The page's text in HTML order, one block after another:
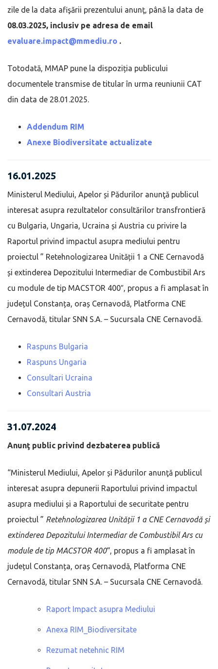
zile de la data afişării prezentului anunţ, până la data de
08.03.2025, inclusiv pe adresa de email
evaluare.impact@mmediu.ro .
Totodată, MMAP pune la dispoziția publicului
documentele transmise de titular în urma reuniunii CAT
din data de 28.01.2025.
Addendum RIM
Anexe Biodiversitate actualizate
16.01.2025
Ministerul Mediului, Apelor și Pădurilor anunţă publicul
interesat asupra rezultatelor consultărilor transfrontieră
cu Bulgaria, Ungaria, Ucraina și Austria cu privire la
Raportul privind impactul asupra mediului pentru
proiectul ” Retehnologizarea Unității 1 a CNE Cernavodă
și extinderea Depozitului Intermediar de Combustibil Ars
cu module de tip MACSTOR 400″, propus a fi amplasat în
județul Constanța, oraș Cernavodă, Platforma CNE
Cernavodă, titular SNN S.A. – Sucursala CNE Cernavodă.
Raspuns Bulgaria
Raspuns Ungaria
Consultari Ucraina
Consultari Austria
31.07.2024
Anunţ public privind dezbaterea publică
“Ministerul Mediului, Apelor și Pădurilor anunţă publicul
interesat asupra depunerii Raportului privind impactul
asupra mediului și a Raportului de securitate pentru
proiectul ” Retehnologizarea Unității 1 a CNE Cernavodă și
extinderea Depozitului Intermediar de Combustibil Ars cu
module de tip MACSTOR 400“, propus a fi amplasat în
județul Constanța, oraș Cernavodă, Platforma CNE
Cernavodă, titular SNN S.A. – Sucursala CNE Cernavodă.
Raport Impact asupra Mediului
Anexa RIM_Biodiversitate
Rezumat netehnic RIM